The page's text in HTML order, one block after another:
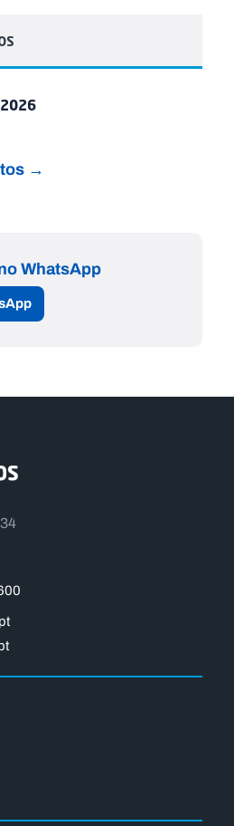
→
WhatsApp